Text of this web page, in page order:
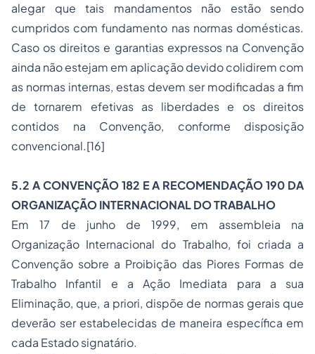
alegar que tais mandamentos não estão sendo
cumpridos com fundamento nas normas domésticas.
Caso os direitos e garantias expressos na Convenção
ainda não estejam em aplicação devido colidirem com
as normas internas, estas devem ser modificadas a fim
de tornarem efetivas as liberdades e os direitos
contidos na Convenção, conforme disposição
convencional.[16]
5.2 A CONVENÇÃO 182 E A RECOMENDAÇÃO 190 DA
ORGANIZAÇÃO INTERNACIONAL DO TRABALHO
Em 17 de junho de 1999, em assembleia na
Organização Internacional do Trabalho, foi criada a
Convenção sobre a Proibição das Piores Formas de
Trabalho Infantil e a Ação Imediata para a sua
Eliminação, que, a priori, dispõe de normas gerais que
deverão ser estabelecidas de maneira específica em
cada Estado signatário.